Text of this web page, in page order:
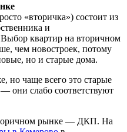
«вторичка») состоит из
и
Выбор квартир на вторичном
чем новостроек, потому
но и старые дома.
но чаще всего это старые
они слабо соответствуют
рынке — ДКП. На